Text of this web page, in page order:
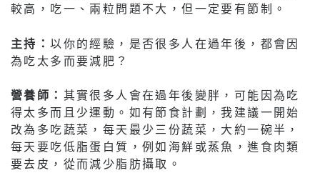
較高，吃一、兩粒問題不大，但一定要有節制。
主持：以你的經驗，是否很多人在過年後，都會因
為吃太多而要減肥？
營養師： 其實很多人會在過年後變胖，可能因為吃
得太多而且少運動。如有節食計劃，我建議一開始
改為多吃蔬菜，每天最少三份蔬菜，大約一碗半，
每天要吃低脂蛋白質，例如海鮮或蒸魚，進食肉類
要去皮，從而減少脂肪攝取。